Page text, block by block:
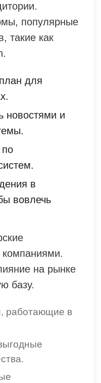
популярные
такие как
для
новостями и
по
в
вовлечь
на рынке
базу.
работающие в